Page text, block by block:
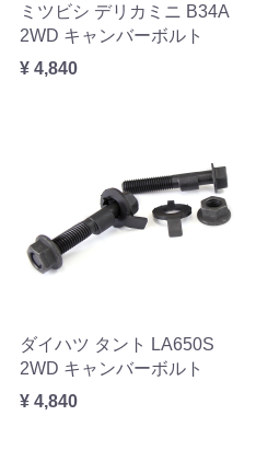
ミツビシ デリカミニ B34A
2WD キャンバーボルト
¥ 4,840
ダイハツ タント LA650S
2WD キャンバーボルト
¥ 4,840